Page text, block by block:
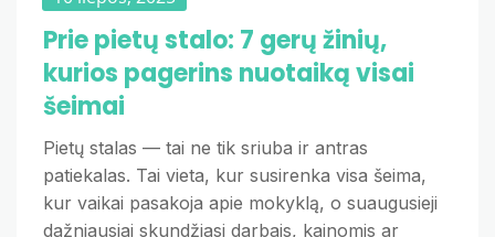
Prie pietų stalo: 7 gerų žinių,
kurios pagerins nuotaiką visai
šeimai
Pietų stalas — tai ne tik sriuba ir antras
patiekalas. Tai vieta, kur susirenka visa šeima,
kur vaikai pasakoja apie mokyklą, o suaugusieji
dažniausiai skundžiasi darbais, kainomis ar